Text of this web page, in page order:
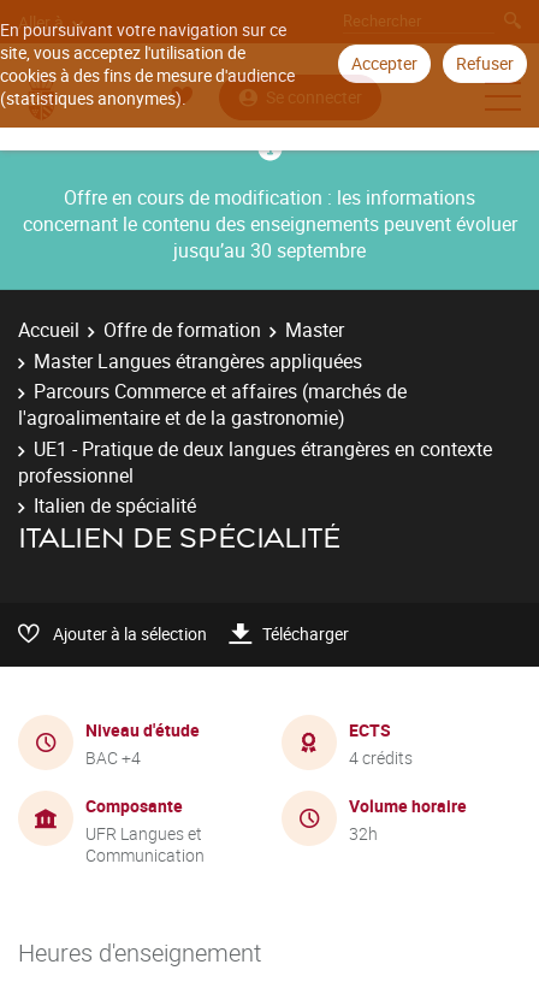
En poursuivant votre navigation sur ce
site, vous acceptez l'utilisation de
cookies à des fins de mesure d'audience
(statistiques anonymes).
Accepter Refuser
Aller à
Se connecter
Offre en cours de modification : les informations
concernant le contenu des enseignements peuvent évoluer
jusqu’au 30 septembre
Accueil Offre de formation
Master
Master Langues étrangères appliquées
Parcours Commerce et affaires (marchés de
l'agroalimentaire et de la gastronomie)
UE1 - Pratique de deux langues étrangères en contexte
professionnel
Italien de spécialité
ITALIEN DE SPÉCIALITÉ
Ajouter à la sélection Télécharger
Niveau d'étude
BAC +4
ECTS
4 crédits
Composante
UFR Langues et
Communication
Volume horaire
32h
Heures d'enseignement